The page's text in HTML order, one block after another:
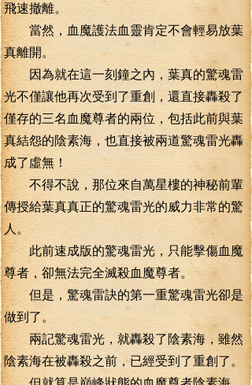
飛速撤離。
當然，血魔護法血靈肯定不會輕易放葉
真離開。
因為就在這一刻鐘之內，葉真的驚魂雷
光不僅讓他再次受到了重創，還直接轟殺了
僅存的三名血魔尊者的兩位，包括此前與葉
真結怨的陰素海，也直接被兩道驚魂雷光轟
成了虛無！
不得不說，那位來自萬星樓的神秘前輩
傳授給葉真真正的驚魂雷光的威力非常的驚
人。
此前速成版的驚魂雷光，只能擊傷血魔
尊者，卻無法完全滅殺血魔尊者。
但是，驚魂雷訣的第一重驚魂雷光卻是
做到了。
兩記驚魂雷光，就轟殺了陰素海，雖然
陰素海在被轟殺之前，已經受到了重創了。